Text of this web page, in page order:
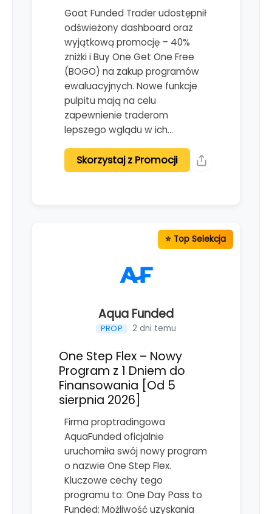
Goat Funded Trader udostępnił
odświeżony dashboard oraz
wyjątkową promocję – 40%
zniżki i Buy One Get One Free
(BOGO) na zakup programów
ewaluacyjnych. Nowe funkcje
pulpitu mają na celu
zapewnienie traderom
lepszego wglądu w ich…
Skorzystaj z Promocji
Aqua Funded
PROP 2 dni temu
One Step Flex – Nowy
Program z 1 Dniem do
Finansowania [Od 5
sierpnia 2026]
Firma proptradingowa
AquaFunded oficjalnie
uruchomiła swój nowy program
o nazwie One Step Flex.
Kluczowe cechy tego
programu to: One Day Pass to
Funded: Możliwość uzyskania